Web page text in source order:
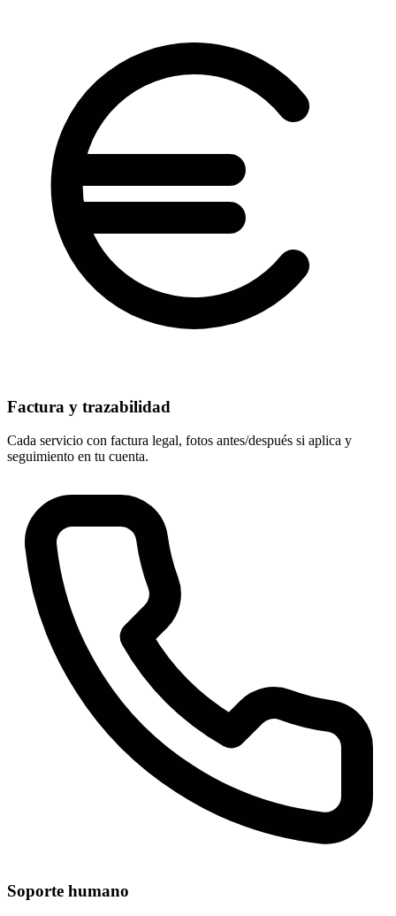
Factura y trazabilidad
Cada servicio con factura legal, fotos antes/después si aplica y
seguimiento en tu cuenta.
Soporte humano